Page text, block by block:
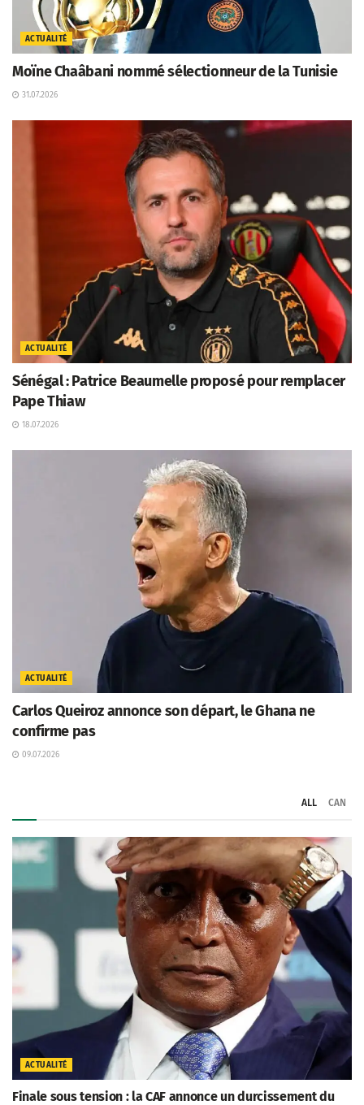
ACTUALITÉ
Moïne Chaâbani nommé sélectionneur de la Tunisie
31.07.2026
ACTUALITÉ
Sénégal : Patrice Beaumelle proposé pour remplacer
Pape Thiaw
18.07.2026
ACTUALITÉ
Carlos Queiroz annonce son départ, le Ghana ne
confirme pas
09.07.2026
ALL CAN
ACTUALITÉ
Finale sous tension : la CAF annonce un durcissement du